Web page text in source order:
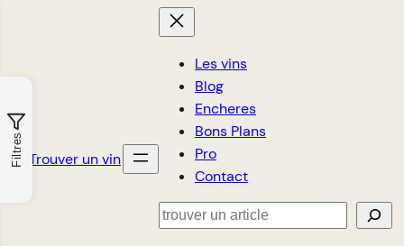
Trouver un vin
Les vins
Blog
Encheres
Bons Plans
Pro
Contact
Rechercher
Filtres